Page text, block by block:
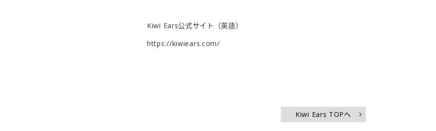
Kiwi Ears公式サイト（英語）
https://kiwiears.com/
Kiwi Ears TOPへ